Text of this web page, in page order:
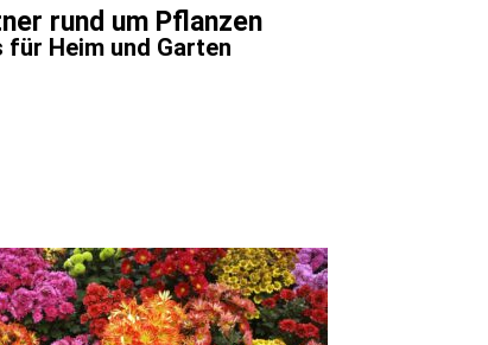
rund um Pflanzen
für Heim und Garten